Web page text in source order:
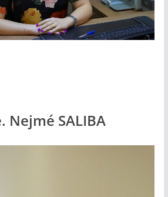
Nejmé SALIBA